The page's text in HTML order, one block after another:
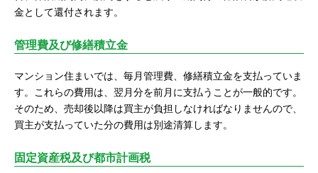
金として還付されます。
管理費及び修繕積立金
マンション住まいでは、毎月管理費、修繕積立金を支払っていま
す。これらの費用は、翌月分を前月に支払うことが一般的です。
そのため、売却後以降は買主が負担しなければなりませんので、
買主が支払っていた分の費用は別途清算します。
固定資産税及び都市計画税